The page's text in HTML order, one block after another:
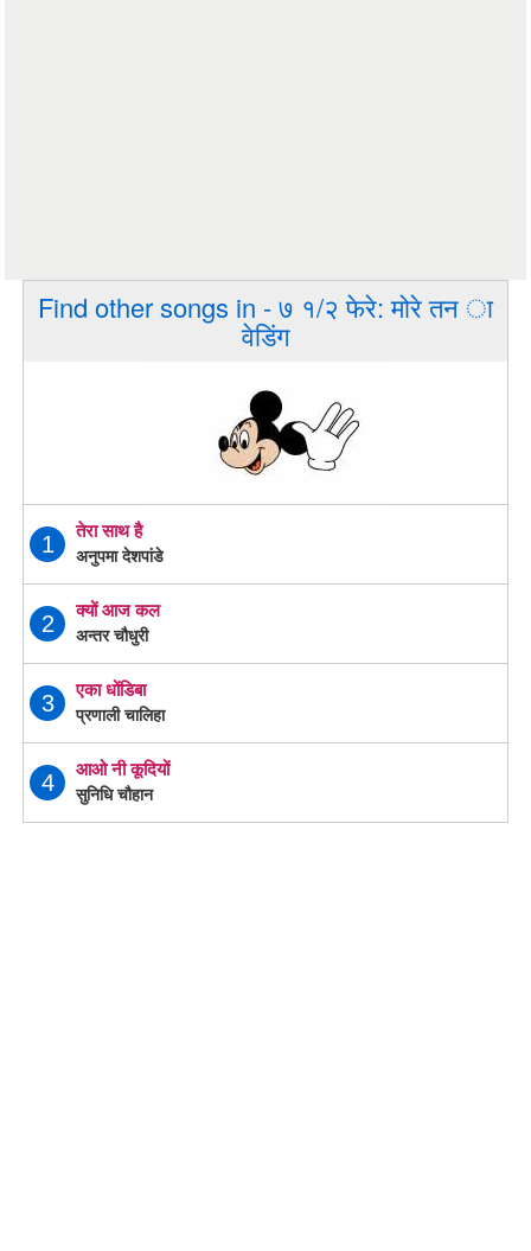
Find other songs in - ७ १/२ फेरे: मोरे तन ा
वेडिंग
1
तेरा साथ है
अनुपमा देशपांडे
2
क्यों आज कल
अन्तर चौधुरी
3
एका धोंडिबा
प्रणाली चालिहा
4
आओ नी कूदियों
सुनिधि चौहान